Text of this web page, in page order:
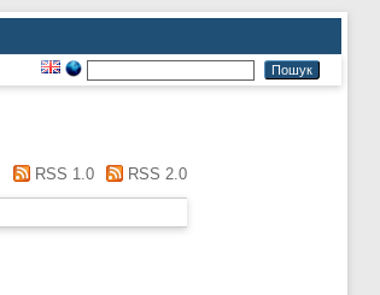
RSS 1.0 RSS 2.0